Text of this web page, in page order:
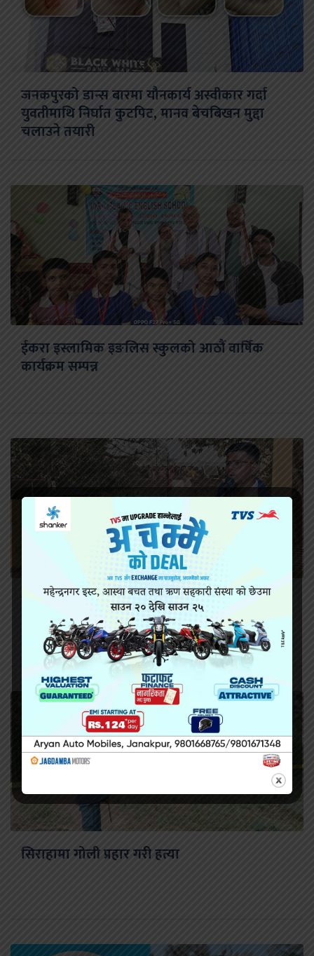
जनकपुरको डान्स बारमा यौनकार्य अस्वीकार गर्दा
युवतीमाथि निर्घात कुटपिट, मानव बेचबिखन मुद्दा
चलाउने तयारी
ईकरा इस्लामिक इङलिस स्कुलको आठौं वार्षिक
कार्यक्रम सम्पन्न
सिरहा कारागारको अवस्थाबारे राईनको गम्भीर प्रश्न
सिराहामा गोली प्रहार गरी हत्या